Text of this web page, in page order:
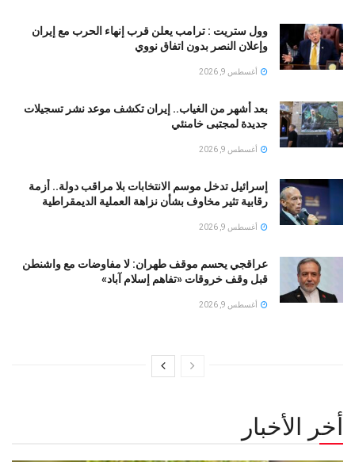
وول ستريت : ترامب يعلن قرب إنهاء الحرب مع إيران
وإعلان النصر بدون اتفاق نووي
أغسطس 9, 2026
بعد أشهر من الغياب.. إيران تكشف موعد نشر تسجيلات
جديدة لمجتبى خامنئي
أغسطس 9, 2026
إسرائيل تدخل موسم الانتخابات بلا مراقب دولة.. أزمة
رقابية تثير مخاوف بشأن نزاهة العملية الديمقراطية
أغسطس 9, 2026
عراقجي يحسم موقف طهران: لا مفاوضات مع واشنطن
قبل وقف خروقات «تفاهم إسلام آباد»
أغسطس 9, 2026
أخر الأخبار